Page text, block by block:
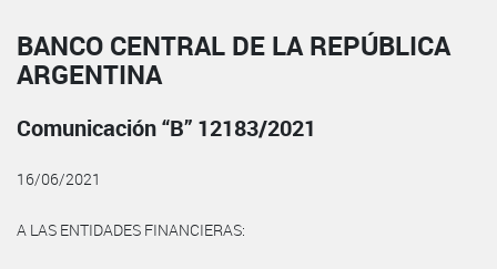
BANCO CENTRAL DE LA REPÚBLICA
ARGENTINA
Comunicación “B” 12183/2021
16/06/2021
A LAS ENTIDADES FINANCIERAS: